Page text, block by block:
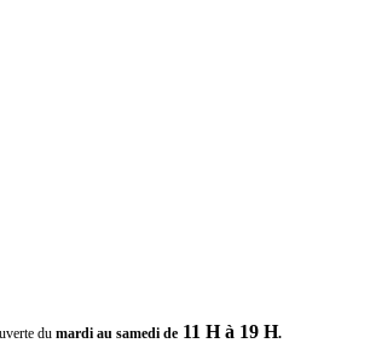
du mardi au samedi de 11 H à 19 H.